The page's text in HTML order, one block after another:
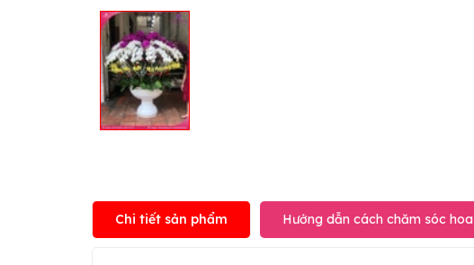
Chi tiết sản phẩm Hướng dẫn cách chăm sóc